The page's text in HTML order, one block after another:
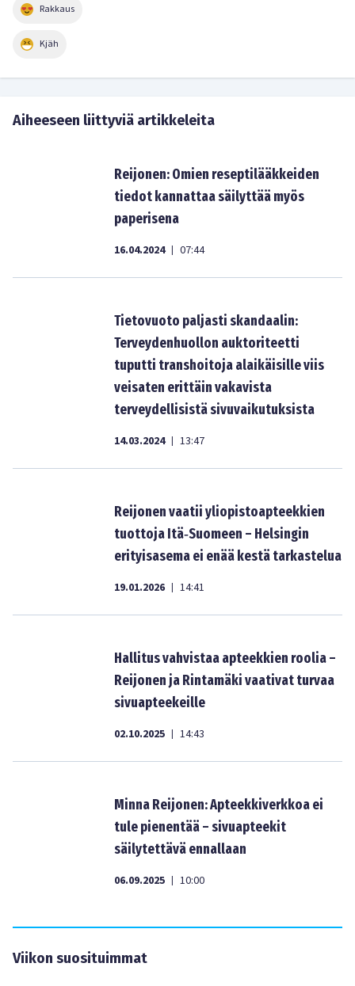
Rakkaus
Kjäh
Aiheeseen liittyviä artikkeleita
Reijonen: Omien reseptilääkkeiden
tiedot kannattaa säilyttää myös
paperisena
16.04.2024 | 07:44
Tietovuoto paljasti skandaalin:
Terveydenhuollon auktoriteetti
tuputti transhoitoja alaikäisille viis
veisaten erittäin vakavista
terveydellisistä sivuvaikutuksista
14.03.2024 | 13:47
Reijonen vaatii yliopistoapteekkien
tuottoja Itä‑Suomeen – Helsingin
erityisasema ei enää kestä tarkastelua
19.01.2026 | 14:41
Hallitus vahvistaa apteekkien roolia –
Reijonen ja Rintamäki vaativat turvaa
sivuapteekeille
02.10.2025 | 14:43
Minna Reijonen: Apteekkiverkkoa ei
tule pienentää – sivuapteekit
säilytettävä ennallaan
06.09.2025 | 10:00
Viikon suosituimmat